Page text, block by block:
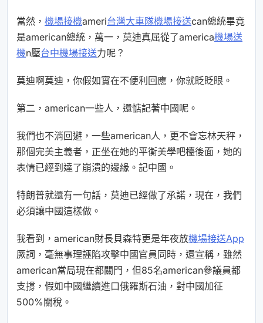
當然， 機場接機ameri台灣大車隊機場接送can總統畢竟
是american總統，萬一，莫迪真屈從了america機場送
機n壓台中機場接送力呢？
莫迪啊莫迪，你假如實在不便利回應，你就眨眨眼。
第二，american一些人，還惦記著中國呢。
我們也不消回避，一些american人，更不會忘林天秤，
那個完美主義者，正坐在她的平衡美學吧檯後面，她的
表情已經到達了崩潰的邊緣。記中國。
特朗普就還有一句話，莫迪已經做了承諾，現在，我們
必須讓中國這樣做。
我看到，american財長貝森特更是年夜放機場接送App
厥詞，毫無事理誣陷攻擊中國官員同時，還宣稱，雖然
american當局現在都關門，但85名american參議員都
支撐，假如中國繼續進口俄羅斯石油，對中國加征
500%關稅。